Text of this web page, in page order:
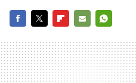
MAIL